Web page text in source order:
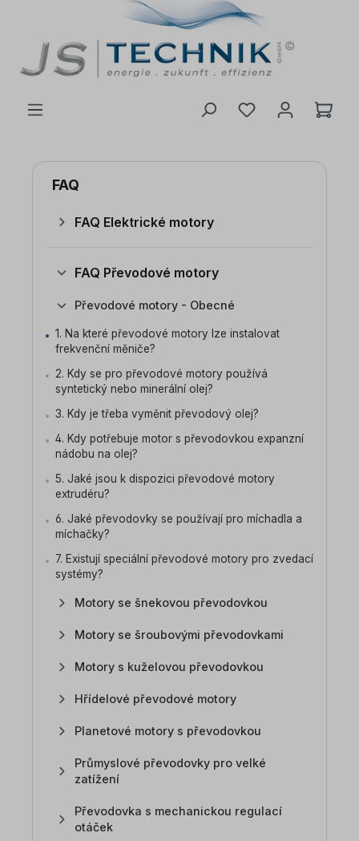
FAQ
FAQ Elektrické motory
FAQ Převodové motory
Převodové motory - Obecné
1. Na které převodové motory lze instalovat
frekvenční měniče?
2. Kdy se pro převodové motory používá
syntetický nebo minerální olej?
3. Kdy je třeba vyměnit převodový olej?
4. Kdy potřebuje motor s převodovkou expanzní
nádobu na olej?
5. Jaké jsou k dispozici převodové motory
extrudéru?
6. Jaké převodovky se používají pro míchadla a
míchačky?
7. Existují speciální převodové motory pro zvedací
systémy?
Motory se šnekovou převodovkou
Motory se šroubovými převodovkami
Motory s kuželovou převodovkou
Hřídelové převodové motory
Planetové motory s převodovkou
Průmyslové převodovky pro velké
zatížení
Převodovka s mechanickou regulací
otáček